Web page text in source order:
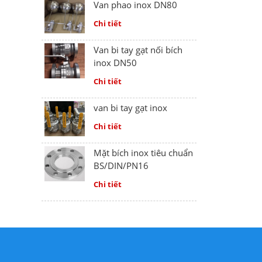
Van phao inox DN80
Chi tiết
Van bi tay gạt nối bích
inox DN50
Chi tiết
van bi tay gạt inox
Chi tiết
Mặt bích inox tiêu chuẩn
BS/DIN/PN16
Chi tiết